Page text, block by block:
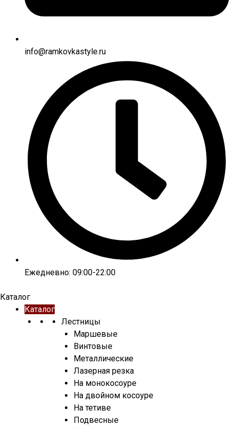
info@ramkovkastyle.ru
Ежедневно: 09:00-22:00
Каталог
Каталог
Лестницы
Маршевые
Винтовые
Металлические
Лазерная резка
На монокосоуре
На двойном косоуре
На тетиве
Подвесные